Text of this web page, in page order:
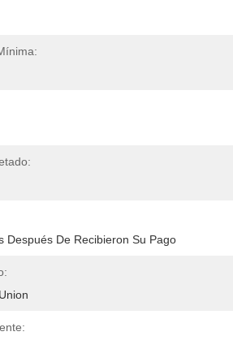
Después De Recibieron Su Pago